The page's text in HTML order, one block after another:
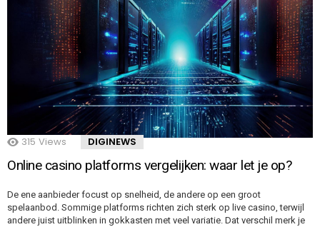
315 Views DIGINEWS
Online casino platforms vergelijken: waar let je op?
De ene aanbieder focust op snelheid, de andere op een groot
spelaanbod. Sommige platforms richten zich sterk op live casino, terwijl
andere juist uitblinken in gokkasten met veel variatie. Dat verschil merk je